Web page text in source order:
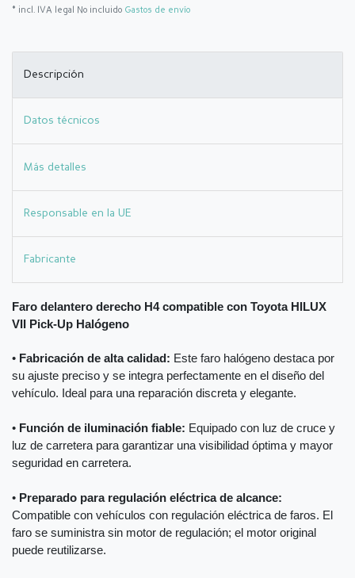
* incl. IVA legal No incluido Gastos de envío
Descripción
Datos técnicos
Más detalles
Responsable en la UE
Fabricante
Faro delantero derecho H4 compatible con Toyota HILUX
VII Pick-Up Halógeno
• Fabricación de alta calidad: Este faro halógeno destaca por
su ajuste preciso y se integra perfectamente en el diseño del
vehículo. Ideal para una reparación discreta y elegante.
• Función de iluminación fiable: Equipado con luz de cruce y
luz de carretera para garantizar una visibilidad óptima y mayor
seguridad en carretera.
• Preparado para regulación eléctrica de alcance:
Compatible con vehículos con regulación eléctrica de faros. El
faro se suministra sin motor de regulación; el motor original
puede reutilizarse.